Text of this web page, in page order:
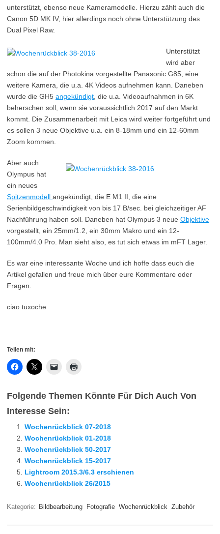
unterstützt, ebenso neue Kameramodelle. Hierzu zählt auch die
Canon 5D MK IV, hier allerdings noch ohne Unterstützung des
Dual Pixel Raw.
Unterstützt
wird aber
schon die auf der Photokina vorgestellte Panasonic G85, eine
weitere Kamera, die u.a. 4K Videos aufnehmen kann. Daneben
wurde die GH5 angekündigt , die u.a. Videoaufnahmen in 6K
beherschen soll, wenn sie voraussichtlich 2017 auf den Markt
kommt. Die Zusammenarbeit mit Leica wird weiter fortgeführt und
es sollen 3 neue Objektive u.a. ein 8-18mm und ein 12-60mm
Zoom kommen.
Aber auch
Olympus hat
ein neues
Spitzenmodell angekündigt, die E M1 II, die eine
Serienbildgeschwindigkeit von bis 17 B/sec. bei gleichzeitiger AF
Nachführung haben soll. Daneben hat Olympus 3 neue Objektive
vorgestellt, ein 25mm/1.2, ein 30mm Makro und ein 12-
100mm/4.0 Pro. Man sieht also, es tut sich etwas im mFT Lager.
Es war eine interessante Woche und ich hoffe dass euch die
Artikel gefallen und freue mich über eure Kommentare oder
Fragen.
ciao tuxoche
Teilen mit:
Folgende Themen Könnte Für Dich Auch Von
Interesse Sein:
Wochenrückblick 07-2018
Wochenrückblick 01-2018
Wochenrückblick 50-2017
Wochenrückblick 15-2017
Lightroom 2015.3/6.3 erschienen
Wochenrückblick 26/2015
Kategorie: Bildbearbeitung Fotografie Wochenrückblick Zubehör